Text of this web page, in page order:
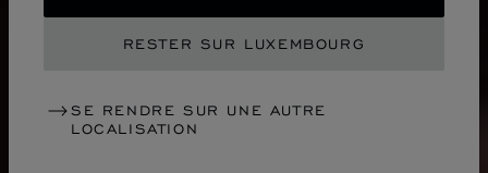
RESTER SUR LUXEMBOURG
SE RENDRE SUR UNE AUTRE
LOCALISATION